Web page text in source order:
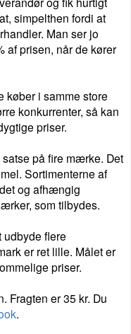
simpelthen fordi at
Man ser jo
af prisen, når de kører
køber i samme store
konkurrenter, så kan
priser.
satse på fire mærke. Det
Sortimenterne af
og afhængig
som tilbydes.
udbyde flere
er ret lille. Målet er
priser.
Fragten er 35 kr. Du
.